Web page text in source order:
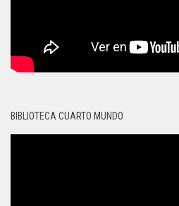
BIBLIOTECA CUARTO MUNDO